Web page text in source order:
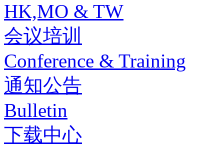
HK,MO & TW
会议培训
Conference & Training
通知公告
Bulletin
下载中心